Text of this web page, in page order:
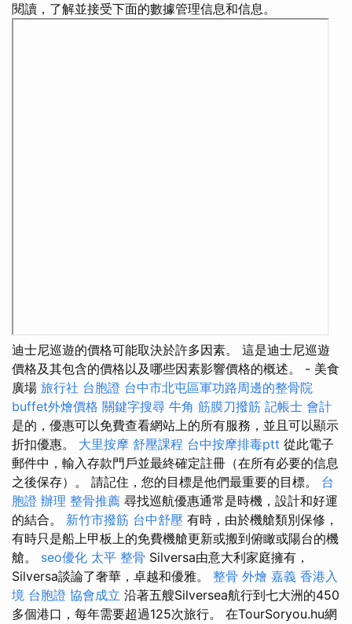
閱讀，了解並接受下面的數據管理信息和信息。
迪士尼巡遊的價格可能取決於許多因素。 這是迪士尼巡遊
價格及其包含的價格以及哪些因素影響價格的概述。 - 美食
廣場 旅行社 台胞證 台中市北屯區軍功路周邊的整骨院
buffet外燴價格 關鍵字搜尋 牛角 筋膜刀撥筋 記帳士 會計
是的，優惠可以免費查看網站上的所有服務，並且可以顯示
折扣優惠。 大里按摩 舒壓課程 台中按摩排毒ptt 從此電子
郵件中，輸入存款門戶並最終確定註冊（在所有必要的信息
之後保存）。 請記住，您的目標是他們最重要的目標。 台
胞證 辦理 整骨推薦 尋找巡航優惠通常是時機，設計和好運
的結合。 新竹市撥筋 台中舒壓 有時，由於機艙類別保修，
有時只是船上甲板上的免費機艙更新或搬到俯瞰或陽台的機
艙。 seo優化 太平 整骨 Silversa由意大利家庭擁有，
Silversa談論了奢華，卓越和優雅。 整骨 外燴 嘉義 香港入
境 台胞證 協會成立 沿著五艘Silversea航行到七大洲的450
多個港口，每年需要超過125次旅行。 在TourSoryou.hu網